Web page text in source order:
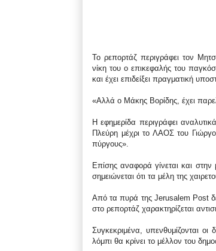
Το ρεπορτάζ περιγράφει τον
νίκη του ο επικεφαλής του
και έχει επιδείξει πραγματική
«Αλλά ο Μάκης Βορίδης, έχει
Η εφημερίδα περιγράφει
Πλεύρη μέχρι το ΛΑΟΣ του
πύργους».
Επίσης αναφορά γίνεται και
σημειώνεται ότι τα μέλη της
Από τα πυρά της Jerusalem Post
στο ρεπορτάζ χαρακτηρίζεται
Συγκεκριμένα, υπενθυμίζονται
λόμπι θα κρίνει το μέλλον του